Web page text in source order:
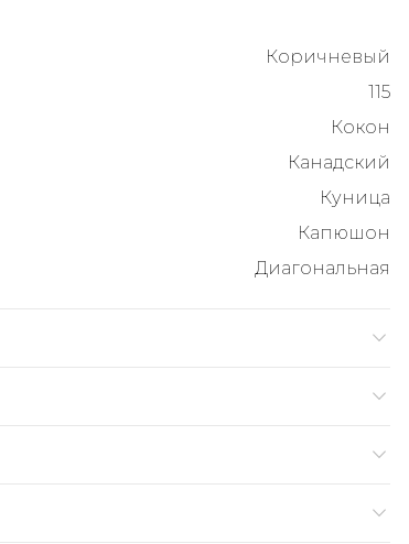
Коричневый
115
Кокон
Канадский
Куница
Капюшон
Диагональная